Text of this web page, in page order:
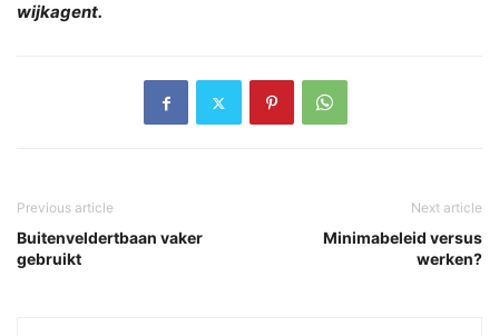
wijkagent.
Previous article
Buitenveldertbaan vaker
gebruikt
Next article
Minimabeleid versus
werken?